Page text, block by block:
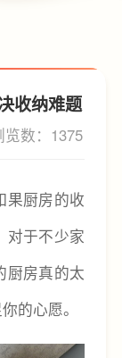
收纳难题
览数：1375
果厨房的收
对于不少家
厨房真的太
的心愿。